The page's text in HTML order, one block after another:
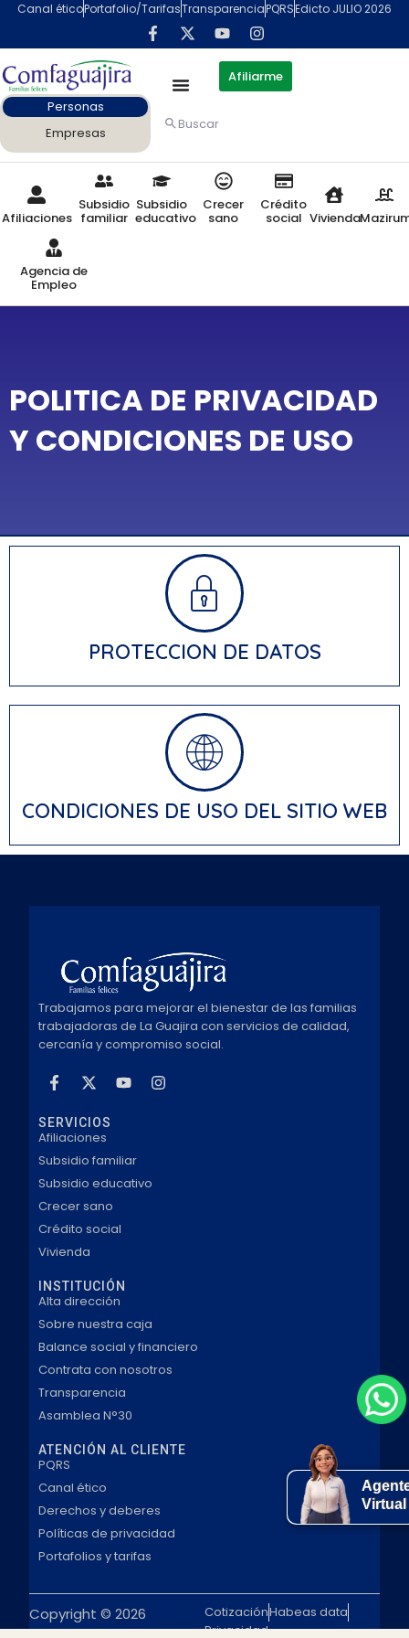
Canal éticoPortafolio/TarifasTransparenciaPQRSEdicto JULIO 2026
Afiliarme
Personas
Empresas
Buscar
Afiliaciones
Subsidio
familiar
Subsidio
educativo
Crecer
sano
Crédito
social Vivienda
Agencia de
Empleo
POLITICA DE PRIVACIDAD
Y CONDICIONES DE USO
PROTECCION DE DATOS
CONDICIONES DE USO DEL SITIO WEB
Trabajamos para mejorar el bienestar de las familias
trabajadoras de La Guajira con servicios de calidad,
cercanía y compromiso social.
SERVICIOS
Afiliaciones
Subsidio familiar
Subsidio educativo
Crecer sano
Crédito social
Vivienda
INSTITUCIÓN
Alta dirección
Sobre nuestra caja
Balance social y financiero
Contrata con nosotros
Transparencia
Asamblea N°30
ATENCIÓN AL CLIENTE
PQRS
Canal ético
Derechos y deberes
Políticas de privacidad
Portafolios y tarifas
Copyright © 2026
CotizaciónHabeas data
Privacidad
Virtual